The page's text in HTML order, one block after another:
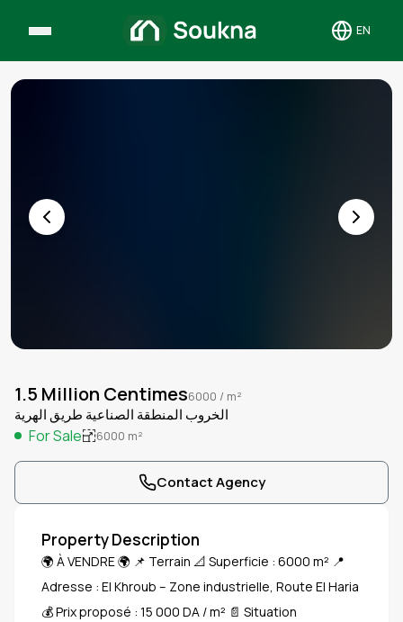
EN
Toggle
1.5 Million Centimes6000 / m²
الخروب المنطقة الصناعية طريق الهرية
For Sale 6000 m²
Contact Agency
Property Description
🌍 À VENDRE 🌍 📌 Terrain 📐 Superficie : 6000 m² 📍
Adresse : El Khroub – Zone industrielle, Route El Haria
💰 Prix proposé : 15 000 DA / m² 📄 Situation